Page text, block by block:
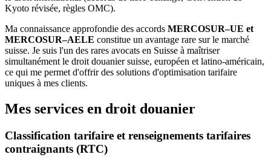
Kyoto révisée, règles OMC).
Ma connaissance approfondie des accords MERCOSUR–UE et
MERCOSUR–AELE constitue un avantage rare sur le marché
suisse. Je suis l'un des rares avocats en Suisse à maîtriser
simultanément le droit douanier suisse, européen et latino-américain,
ce qui me permet d'offrir des solutions d'optimisation tarifaire
uniques à mes clients.
Mes services en droit douanier
Classification tarifaire et renseignements tarifaires
contraignants (RTC)